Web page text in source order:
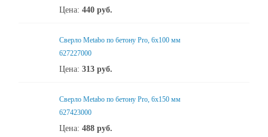
Цена: 440 руб.
Сверло Metabo по бетону Pro, 6х100 мм
627227000
Цена: 313 руб.
Сверло Metabo по бетону Pro, 6х150 мм
627423000
Цена: 488 руб.